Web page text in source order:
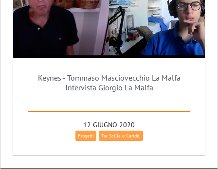
Keynes - Tommaso Masciovecchio La Malfa
Intervista Giorgio La Malfa
12 GIUGNO 2020
Progetti Tra Scilla e Cariddi